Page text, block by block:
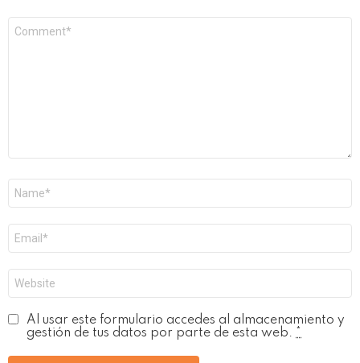
electrónico
*
Al usar este formulario accedes al almacenamiento y
gestión de tus datos por parte de esta web.